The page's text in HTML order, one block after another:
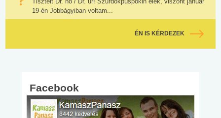
19-én Jobbágyiban voltam...
ÉN IS KÉRDEZEK
Facebook